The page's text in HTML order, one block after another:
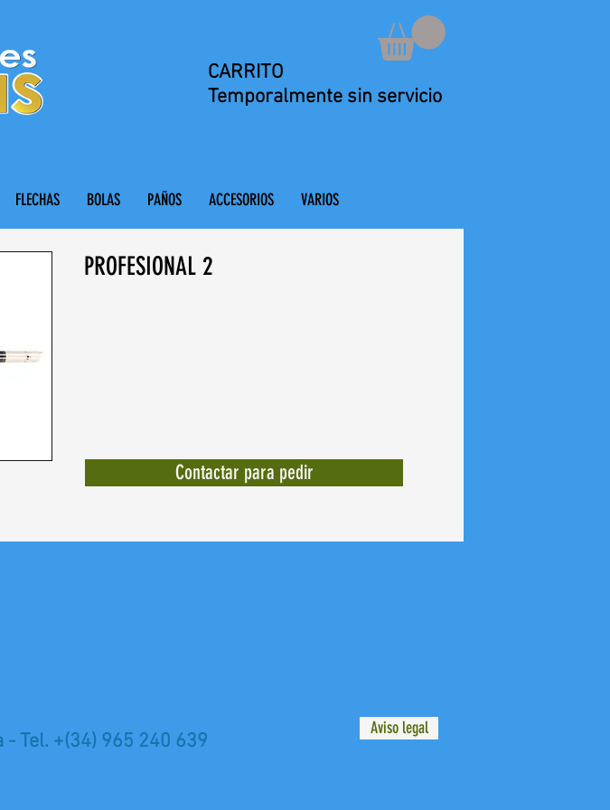
CARRITO
Temporalmente sin servicio
FLECHAS BOLAS PAÑOS ACCESORIOS VARIOS
PROFESIONAL 2
Contactar para pedir
Tel. +(34) 965 240 639
Aviso legal